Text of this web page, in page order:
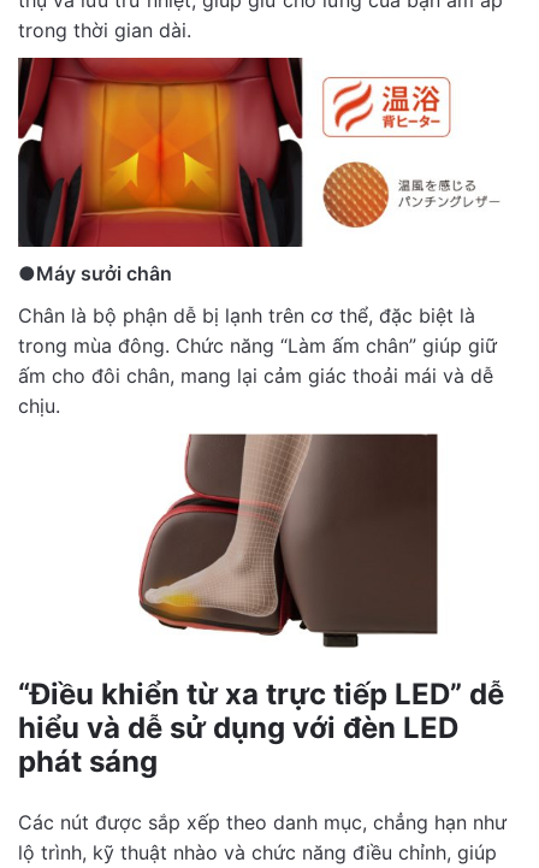
trong thời gian dài.
●Máy sưởi chân
Chân là bộ phận dễ bị lạnh trên cơ thể, đặc biệt là
trong mùa đông. Chức năng “Làm ấm chân” giúp giữ
ấm cho đôi chân, mang lại cảm giác thoải mái và dễ
chịu.
“Điều khiển từ xa trực tiếp LED” dễ
hiểu và dễ sử dụng với đèn LED
phát sáng
Các nút được sắp xếp theo danh mục, chẳng hạn như
lộ trình, kỹ thuật nhào và chức năng điều chỉnh, giúp